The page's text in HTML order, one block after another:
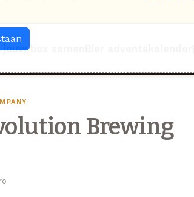
box samen
Brewing